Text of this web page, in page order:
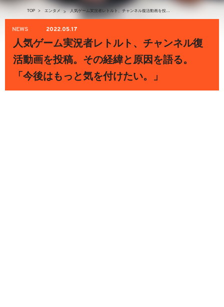
TOP > エンタメ > 人気ゲーム実況者レトルト、チャンネル復活動画を投稿。その経緯と原因を語る。「今後はもっと気を付けたい。」
NEWS 2022.05.17
人気ゲーム実況者レトルト、チャンネル復
活動画を投稿。その経緯と原因を語る。
「今後はもっと気を付けたい。」